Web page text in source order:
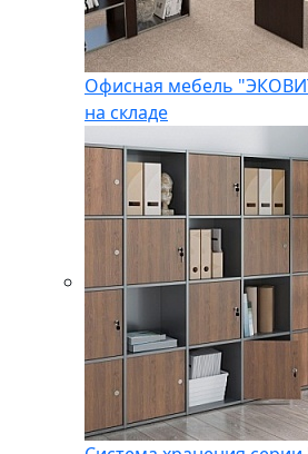
Офисная мебель
на складе